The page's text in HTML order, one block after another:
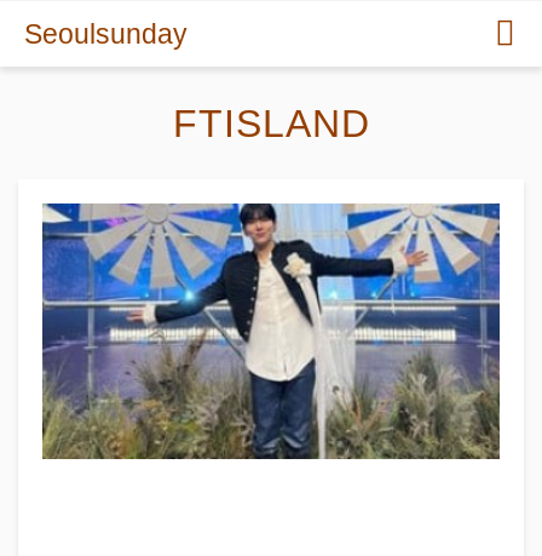
Seoulsunday
FTISLAND